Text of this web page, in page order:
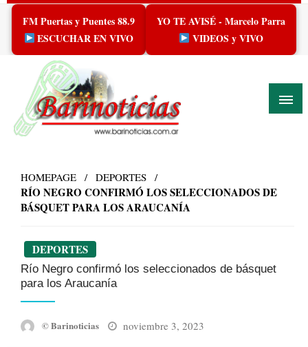
Skip
content
FM Puertas y Puentes 88.9
ESCUCHAR EN VIVO
YO TE AVISÉ - Marcelo Parra
VIDEOS y VIVO
HOMEPAGE DEPORTES
RÍO NEGRO CONFIRMÓ LOS SELECCIONADOS DE
BÁSQUET PARA LOS ARAUCANÍA
DEPORTES
Río Negro confirmó los seleccionados de básquet
para los Araucanía
© Barinoticias
Posted
noviembre 3, 2023